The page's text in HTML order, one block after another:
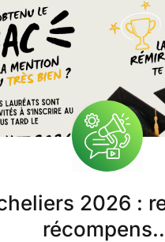
2026 :